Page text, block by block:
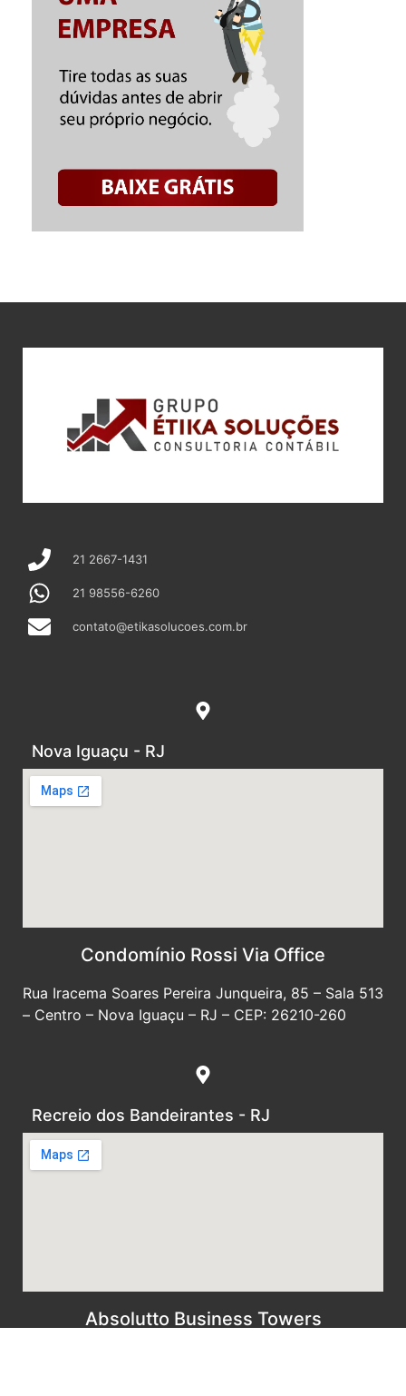
21 2667-1431
21 98556-6260
contato@etikasolucoes.com.br
Nova Iguaçu - RJ
Condomínio Rossi Via Office
Rua Iracema Soares Pereira Junqueira, 85 – Sala 513
– Centro – Nova Iguaçu – RJ – CEP: 26210-260
Recreio dos Bandeirantes - RJ
Absolutto Business Towers